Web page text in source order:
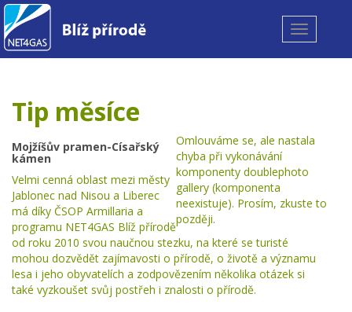
Toggle
navigation
Tip měsíce
Omlouváme se, ale nastala
chyba při vykonávání
komponenty doublephoto
gallery (komponenta
neexistuje). Prosím, zkuste to
později.
Mojžíšův pramen-Císařský
kámen
Velmi cenná oblast mezi městy
Jablonec nad Nisou a Liberec
má díky ČSOP Armillaria a
programu NET4GAS Blíž přírodě
od roku 2010 svou naučnou stezku, na které se turisté
mohou dozvědět zajímavosti o přírodě, o životě a významu
lesa i jeho obyvatelích a zodpovězením několika otázek si
také vyzkoušet svůj postřeh i znalosti o přírodě.